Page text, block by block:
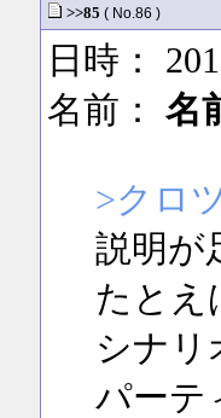
>>85 ( No.86 )
日時：
名前： 名
>クロ
説明が
たとえ
シナリ
パーテ